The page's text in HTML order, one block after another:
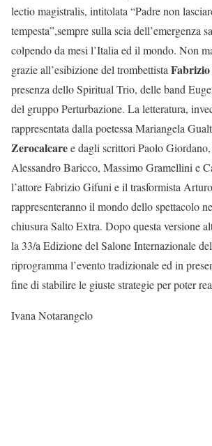
lectio magistralis, intitolata “Padre non
tempesta”,sempre sulla scia dell’emergenza
colpendo da mesi l’Italia ed il mondo. Non
grazie all’esibizione del trombettistaFabrizio
presenza dello Spiritual Trio, delle band
del gruppo Perturbazione. La letteratura,
rappresentata dalla poetessa Mariangela
Zerocalcaree dagli scrittori Paolo
Alessandro Baricco, Massimo Gramellini e
l’attore Fabrizio Gifuni e il trasformista
rappresenteranno il mondo dello spettacolo
chiusura Salto Extra. Dopo questa versione
la 33/a Edizione del Salone Internazionale
riprogramma l’evento tradizionale ed in
fine di stabilire le giuste strategie per poter
Ivana Notarangelo